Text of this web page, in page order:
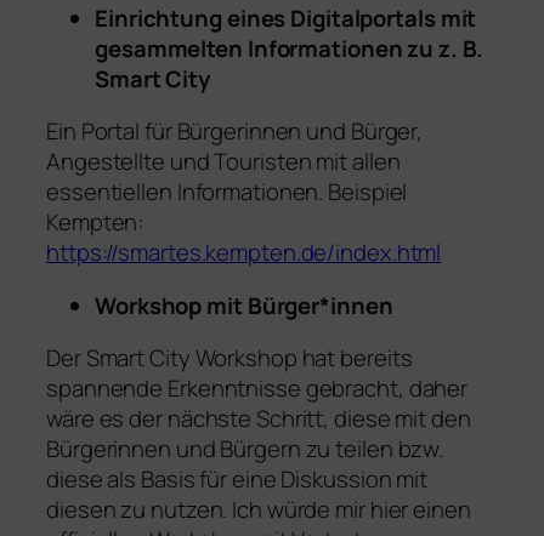
Einrichtung eines Digitalportals mit
gesammelten Informationen zu z. B.
Smart City
Ein Portal für Bürgerinnen und Bürger,
Angestellte und Touristen mit allen
essentiellen Informationen. Beispiel
Kempten:
https://smartes.kempten.de/index.html
Workshop mit Bürger*innen
Der Smart City Workshop hat bereits
spannende Erkenntnisse gebracht, daher
wäre es der nächste Schritt, diese mit den
Bürgerinnen und Bürgern zu teilen bzw.
diese als Basis für eine Diskussion mit
diesen zu nutzen. Ich würde mir hier einen